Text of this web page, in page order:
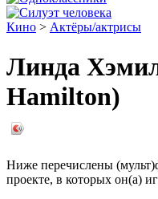
Кино > Актёры/актрисы
Линда
Hamilton)
Ниже перечислены
проекте, в которых он(а)